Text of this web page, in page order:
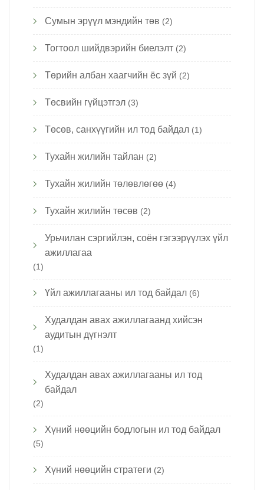
Сумын эрүүл мэндийн төв (2)
Тогтоол шийдвэрийн биелэлт (2)
Төрийн албан хаагчийн ёс зүй (2)
Төсвийн гүйцэтгэл (3)
Төсөв, санхүүгийн ил тод байдал (1)
Тухайн жилийн тайлан (2)
Тухайн жилийн төлөвлөгөө (4)
Тухайн жилийн төсөв (2)
Урьчилан сэргийлэн, соён гэгээрүүлэх үйл
ажиллагаа
(1)
Үйл ажиллагааны ил тод байдал (6)
Худалдан авах ажиллагаанд хийсэн
аудитын дүгнэлт
(1)
Худалдан авах ажиллагааны ил тод
байдал
(2)
Хүний нөөцийн бодлогын ил тод байдал
(5)
Хүний нөөцийн стратеги (2)